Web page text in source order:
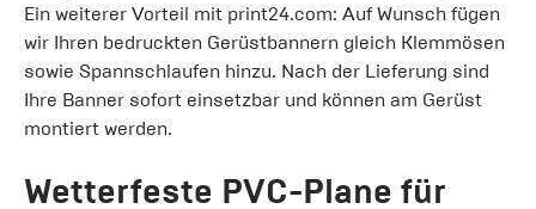
Ein weiterer Vorteil mit print24.com: Auf Wunsch fügen
wir Ihren bedruckten Gerüstbannern gleich Klemmösen
sowie Spannschlaufen hinzu. Nach der Lieferung sind
Ihre Banner sofort einsetzbar und können am Gerüst
montiert werden.
Wetterfeste PVC-Plane für